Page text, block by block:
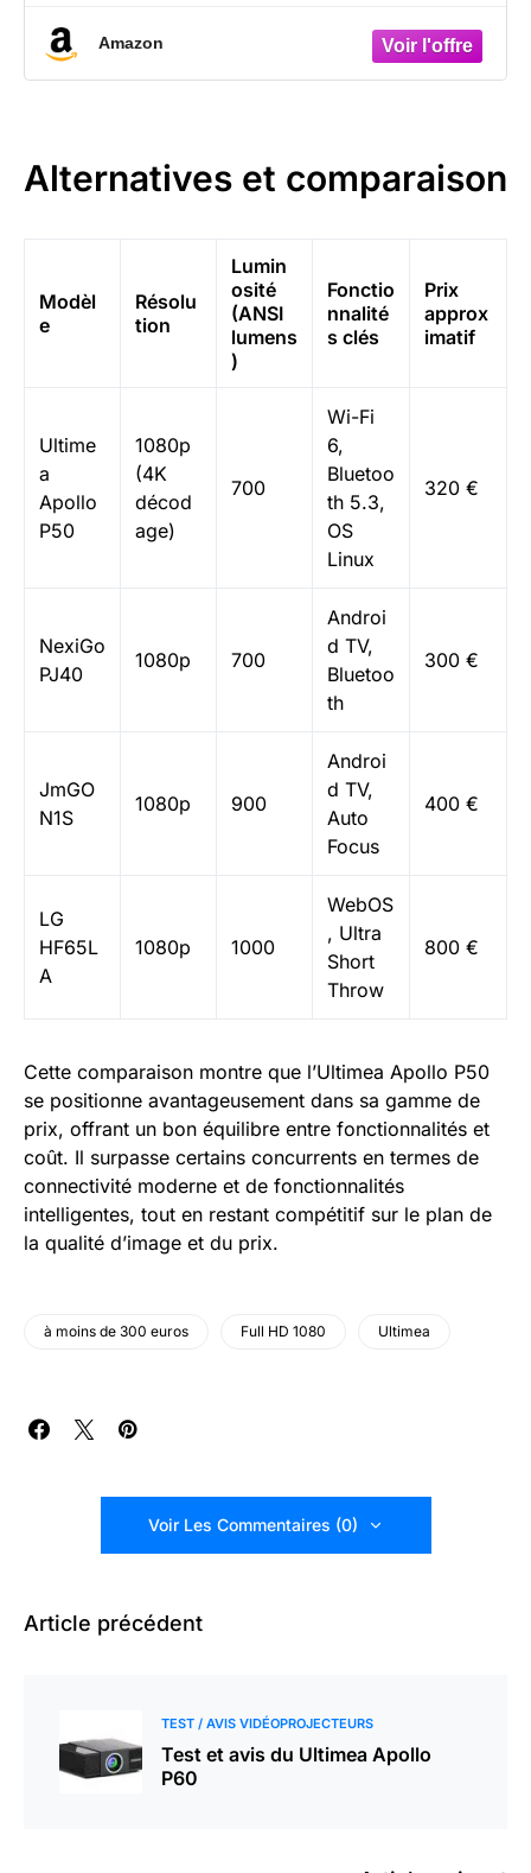
Amazon
Alternatives et comparaison
Modèl
e
Résolu
tion
Lumin
osité
(ANSI
lumens
)
Fonctio
nnalité
s clés
Prix
approx
imatif
Ultime
a
Apollo
P50
1080p
(4K
décod
age)
700
Wi-Fi
6,
Bluetoo
th 5.3,
OS
Linux
320 €
NexiGo
PJ40
1080p 700
Androi
d TV,
Bluetoo
th
300 €
JmGO
N1S
1080p 900
Androi
d TV,
Auto
Focus
400 €
LG
HF65L
A
1080p 1000
WebOS
, Ultra
Short
Throw
800 €
Cette comparaison montre que l’Ultimea Apollo P50
se positionne avantageusement dans sa gamme de
prix, offrant un bon équilibre entre fonctionnalités et
coût. Il surpasse certains concurrents en termes de
connectivité moderne et de fonctionnalités
intelligentes, tout en restant compétitif sur le plan de
la qualité d’image et du prix.
à moins de 300 euros Full HD 1080 Ultimea
Voir Les Commentaires (0)
Article précédent
TEST / AVIS VIDÉOPROJECTEURS
Test et avis du Ultimea Apollo
P60